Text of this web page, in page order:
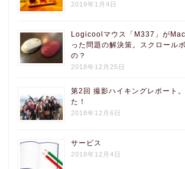
2019年1月4日
Logicoolマウス「M337」が
った問題の解決策。スクロール
の？
2018年12月25日
第2回 撮影ハイキングレポート
た！
2018年12月6日
サービス
2018年12月4日